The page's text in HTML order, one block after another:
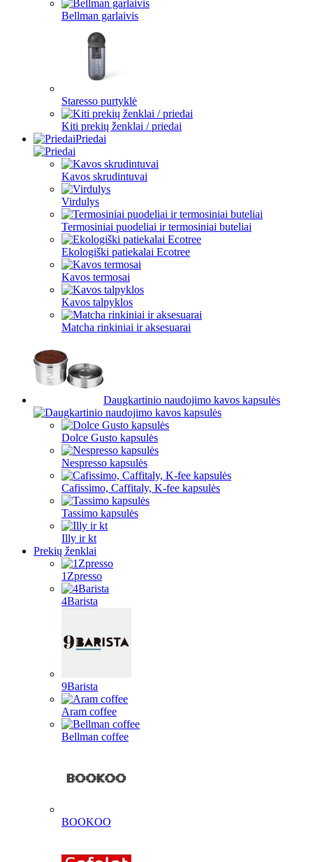
Bellman garlaivis
Staresso purtyklė
Kiti prekių ženklai / priedai
Priedai
Kavos skrudintuvai
Virdulys
Termosiniai puodeliai ir termosiniai buteliai
Ekologiški patiekalai Ecotree
Kavos termosai
Kavos talpyklos
Matcha rinkiniai ir aksesuarai
Daugkartinio naudojimo kavos kapsulės
Dolce Gusto kapsulės
Nespresso kapsulės
Cafissimo, Caffitaly, K-fee kapsulės
Tassimo kapsulės
Illy ir kt
Prekių ženklai
1Zpresso
4Barista
9Barista
Aram coffee
Bellman coffee
BOOKOO